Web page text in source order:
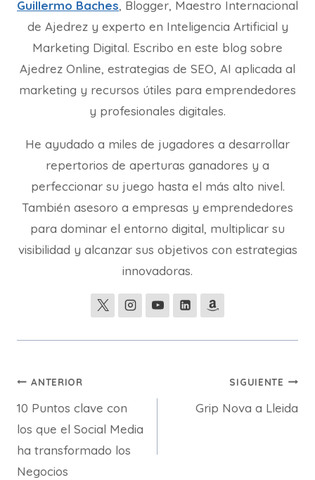
Guillermo Baches, Blogger, Maestro Internacional
de Ajedrez y experto en Inteligencia Artificial y
Marketing Digital. Escribo en este blog sobre
Ajedrez Online, estrategias de SEO, AI aplicada al
marketing y recursos útiles para emprendedores
y profesionales digitales.
He ayudado a miles de jugadores a desarrollar
repertorios de aperturas ganadores y a
perfeccionar su juego hasta el más alto nivel.
También asesoro a empresas y emprendedores
para dominar el entorno digital, multiplicar su
visibilidad y alcanzar sus objetivos con estrategias
innovadoras.
Navegación
de
entradas
ANTERIOR
10 Puntos clave con
los que el Social Media
ha transformado los
Negocios
SIGUIENTE
Grip Nova a Lleida